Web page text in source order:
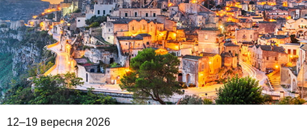
12–19 вересня 2026